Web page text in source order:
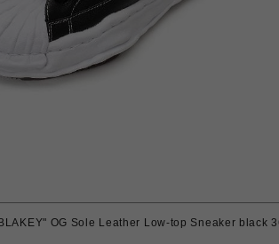
OG Sole Leather Low-top Sneaker black